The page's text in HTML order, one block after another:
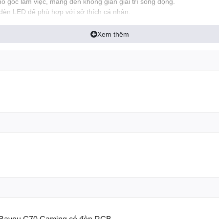
LED để phù hợp với sở thích cá nhân.
cho sản phẩm luôn mới đẹp.
với nhiều loại màn hình máy tính khác nhau.
Xem thêm